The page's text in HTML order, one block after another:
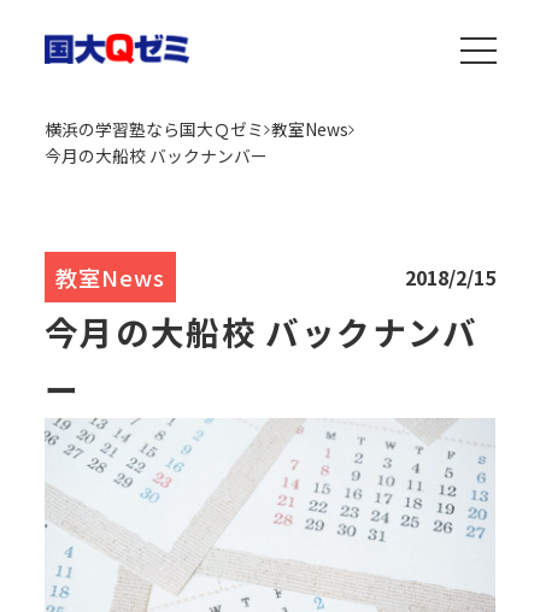
横浜の学習塾なら国大Ｑゼミ 教室News
今月の大船校 バックナンバー
教室News 2018/2/15
今月の大船校 バックナンバ
ー